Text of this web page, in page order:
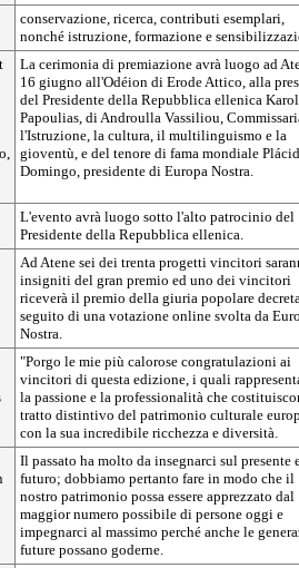
conservazione, ricerca, contributi esemplari,
nonché istruzione, formazione e
La cerimonia di premiazione avrà luogo ad
16 giugno all'Odéion di Erode Attico, alla
del Presidente della Repubblica ellenica
Papoulias, di Androulla Vassiliou,
l'Istruzione, la cultura, il multilinguismo e la
gioventù, e del tenore di fama mondiale
Domingo, presidente di Europa Nostra.
L'evento avrà luogo sotto l'alto patrocinio del
Presidente della Repubblica ellenica.
Ad Atene sei dei trenta progetti vincitori
insigniti del gran premio ed uno dei vincitori
riceverà il premio della giuria popolare
seguito di una votazione online svolta da
Nostra.
"Porgo le mie più calorose congratulazioni ai
vincitori di questa edizione, i quali
la passione e la professionalità che
tratto distintivo del patrimonio culturale
con la sua incredibile ricchezza e diversità.
Il passato ha molto da insegnarci sul presente
futuro; dobbiamo pertanto fare in modo che il
nostro patrimonio possa essere apprezzato dal
maggior numero possibile di persone oggi e
impegnarci al massimo perché anche le
future possano goderne.